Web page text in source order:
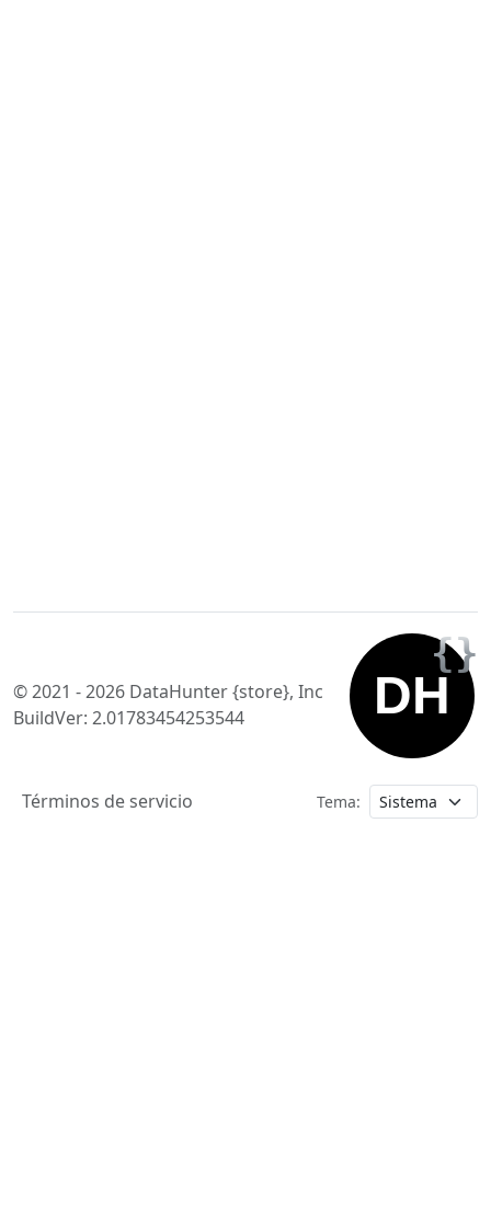
© 2021 - 2026 DataHunter {store}, Inc
BuildVer: 2.01783454253544
Términos de servicio Tema: